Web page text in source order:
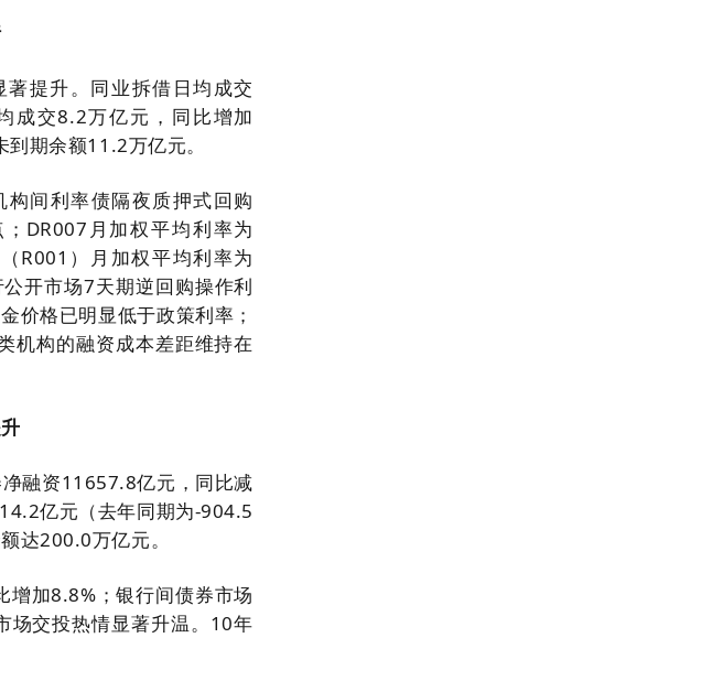
提升。同业拆借日均成交
成交8.2万亿元，同比增加
期余额11.2万亿元。
间利率债隔夜质押式回购
DR007月加权平均利率为
R001）月加权平均利率为
开市场7天期逆回购操作利
价格已明显低于政策利率；
机构的融资成本差距维持在
融资11657.8亿元，同比减
亿元（去年同期为-904.5
达200.0万亿元。
加8.8%；银行间债券市场
场交投热情显著升温。10年